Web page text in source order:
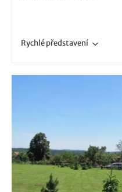
Rychlépředstavení